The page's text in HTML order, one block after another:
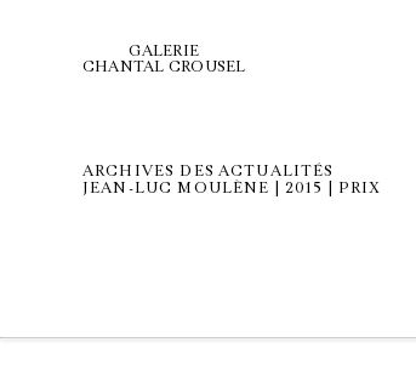
GALERIE
CHANTAL CROUSEL
ARCHIVES DES ACTUALITÉS
JEAN-LUC MOULÈNE | 2015 | PRIX